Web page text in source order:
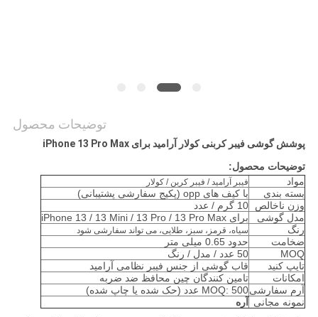
POLICY
توضیحات محصول
پوشش گوشی فیبر کربنی کولار آرامید برای iPhone 13 Pro Max
توضیحات محصول:
مواد
فیبر آرامید / فیبر کربن / کولار
بسته بندی
با کیف های opp (پکیج سفارشی پشتیبانی)
وزن ناخالص
10 گرم / عدد
مدل گوشی
برای iPhone 13 / 13 Mini / 13 Pro / 13 Pro Max
رنگ
سیاه، قرمز، سبز، طلایی، می تواند سفارشی شود
ضخامت
حدود 0.65 میلی متر
MOQ
50 عدد / مدل / رنگ
تایپ کنید
قاب گوشی از جنس فیبر نظامی آرامید
امکانات
تامین کنندگان چین محافظ ضد ضربه
آرم سفارشیMOQ: 500 عدد (حک شده یا چاپ شده)
نمونه مجانی
آره